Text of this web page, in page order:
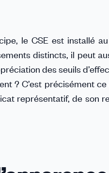
le CSE est installé
distincts, il peut
des seuils
? C’est précisément
représentatif, de son